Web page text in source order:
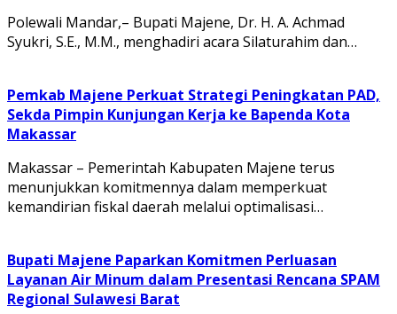
Polewali Mandar,– Bupati Majene, Dr. H. A. Achmad
Syukri, S.E., M.M., menghadiri acara Silaturahim dan…
Pemkab Majene Perkuat Strategi Peningkatan PAD,
Sekda Pimpin Kunjungan Kerja ke Bapenda Kota
Makassar
Makassar – Pemerintah Kabupaten Majene terus
menunjukkan komitmennya dalam memperkuat
kemandirian fiskal daerah melalui optimalisasi…
Bupati Majene Paparkan Komitmen Perluasan
Layanan Air Minum dalam Presentasi Rencana SPAM
Regional Sulawesi Barat